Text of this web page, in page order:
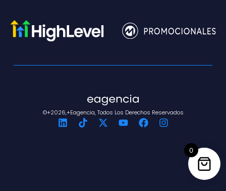
©+2026,+eagencia, Todos Los Derechos Reservados
0